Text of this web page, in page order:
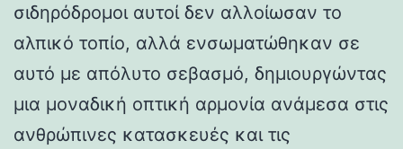
σιδηρόδρομοι αυτοί δεν αλλοίωσαν το
αλπικό τοπίο, αλλά ενσωματώθηκαν σε
αυτό με απόλυτο σεβασμό, δημιουργώντας
μια μοναδική οπτική αρμονία ανάμεσα στις
ανθρώπινες κατασκευές και τις